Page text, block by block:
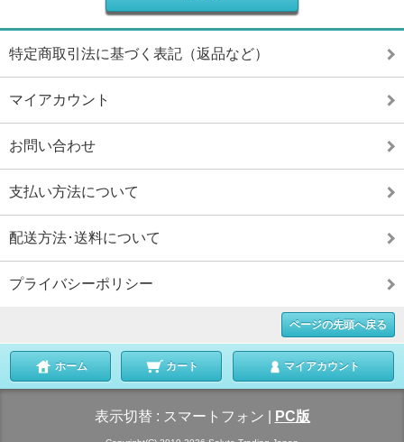
特定商取引法に基づく表記（返品など）
マイアカウント
お問い合わせ
支払い方法について
配送方法･送料について
プライバシーポリシー
ページの先頭へ戻る
ホーム カート マイアカウント
表示切替 : スマートフォン PC版